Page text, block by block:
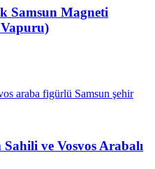
Samsun Magneti
Vapuru)
ve Vosvos Arabalı